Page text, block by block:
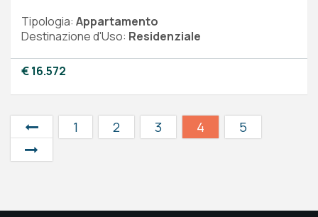
Tipologia: Appartamento
Destinazione d'Uso: Residenziale
€ 16.572
1 2 3 4 5